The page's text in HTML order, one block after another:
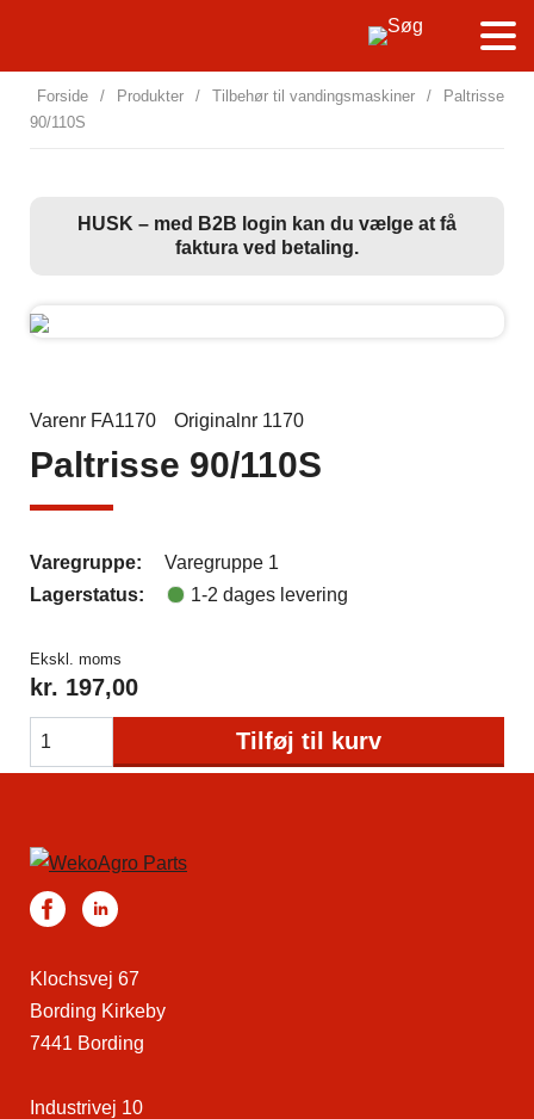
Forside / Produkter / Tilbehør til vandingsmaskiner /
Paltrisse
90/110S
HUSK – med B2B login kan du vælge at få
faktura ved betaling.
Varenr FA1170 Originalnr 1170
Paltrisse 90/110S
Varegruppe:
Varegruppe 1
Lagerstatus:
1-2 dages levering
Ekskl. moms
kr. 197,00
Tilføj til kurv
Klochsvej 67
Bording Kirkeby
7441 Bording
Industrivej 10